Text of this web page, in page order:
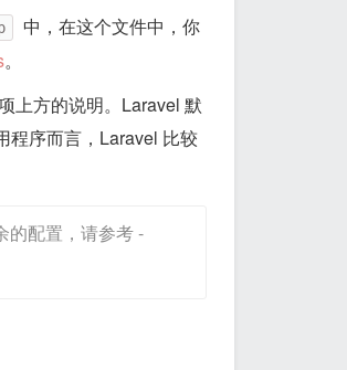
中，在这个文件中，你
。
上方的说明。Laravel 默
程序而言，Laravel 比较
的配置，请参考 -